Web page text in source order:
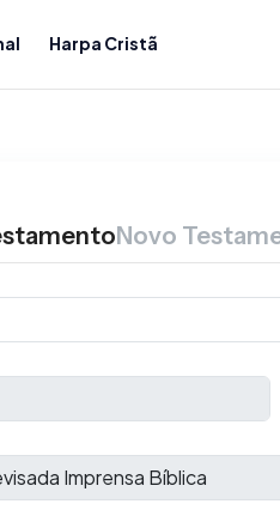
Harpa Cristã
Novo